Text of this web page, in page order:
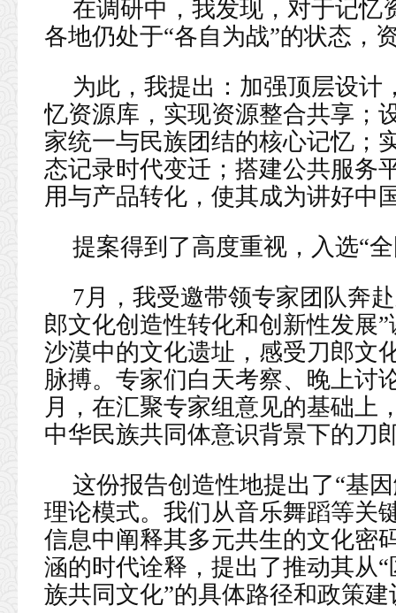
在调研中，我发现，对于记忆
各地仍处于“各自为战”的状态，
为此，我提出：加强顶层设计
忆资源库，实现资源整合共享；
家统一与民族团结的核心记忆；
态记录时代变迁；搭建公共服务
用与产品转化，使其成为讲好中
提案得到了高度重视，入选“
7月，我受邀带领专家团队奔
郎文化创造性转化和创新性发展
沙漠中的文化遗址，感受刀郎文
脉搏。专家们白天考察、晚上讨
月，在汇聚专家组意见的基础上
中华民族共同体意识背景下的刀
这份报告创造性地提出了“基
理论模式。我们从音乐舞蹈等关
信息中阐释其多元共生的文化密
涵的时代诠释，提出了推动其从
族共同文化”的具体路径和政策建